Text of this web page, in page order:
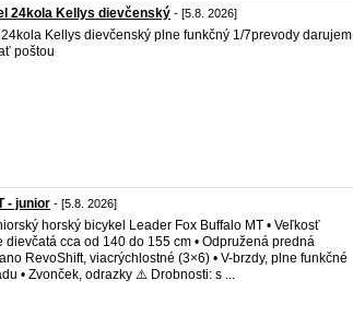
24kola Kellys dievčenský - [5.8. 2026]
Kellys dievčenský plne funkčný 1/7prevody darujem
poštou
- junior - [5.8. 2026]
horský bicykel Leader Fox Buffalo MT • Veľkosť
dievčatá cca od 140 do 155 cm • Odpružená predná
RevoShift, viacrýchlostné (3×6) • V-brzdy, plne funkčné
• Zvonček, odrazky ⚠️ Drobnosti: s ...